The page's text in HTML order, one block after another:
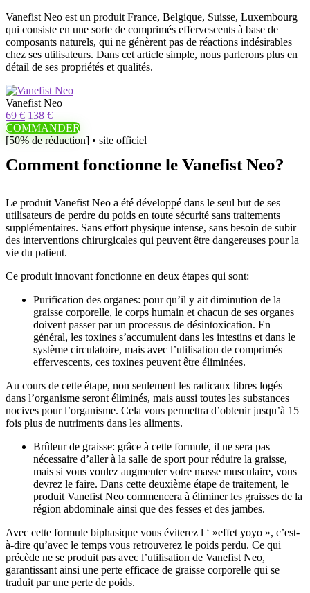
Vanefist Neo est un produit France, Belgique, Suisse, Luxembourg
qui consiste en une sorte de comprimés effervescents à base de
composants naturels, qui ne génèrent pas de réactions indésirables
chez ses utilisateurs. Dans cet article simple, nous parlerons plus en
détail de ses propriétés et qualités.
Vanefist Neo
69 € 138 €
COMMANDER
[50% de réduction] • site officiel
Comment fonctionne le Vanefist Neo?
Le produit Vanefist Neo a été développé dans le seul but de ses
utilisateurs de perdre du poids en toute sécurité sans traitements
supplémentaires. Sans effort physique intense, sans besoin de subir
des interventions chirurgicales qui peuvent être dangereuses pour la
vie du patient.
Ce produit innovant fonctionne en deux étapes qui sont:
Purification des organes: pour qu’il y ait diminution de la
graisse corporelle, le corps humain et chacun de ses organes
doivent passer par un processus de désintoxication. En
général, les toxines s’accumulent dans les intestins et dans le
système circulatoire, mais avec l’utilisation de comprimés
effervescents, ces toxines peuvent être éliminées.
Au cours de cette étape, non seulement les radicaux libres logés
dans l’organisme seront éliminés, mais aussi toutes les substances
nocives pour l’organisme. Cela vous permettra d’obtenir jusqu’à 15
fois plus de nutriments dans les aliments.
Brûleur de graisse: grâce à cette formule, il ne sera pas
nécessaire d’aller à la salle de sport pour réduire la graisse,
mais si vous voulez augmenter votre masse musculaire, vous
devrez le faire. Dans cette deuxième étape de traitement, le
produit Vanefist Neo commencera à éliminer les graisses de la
région abdominale ainsi que des fesses et des jambes.
Avec cette formule biphasique vous éviterez l ‘ »effet yoyo », c’est-
à-dire qu’avec le temps vous retrouverez le poids perdu. Ce qui
précède ne se produit pas avec l’utilisation de Vanefist Neo,
garantissant ainsi une perte efficace de graisse corporelle qui se
traduit par une perte de poids.